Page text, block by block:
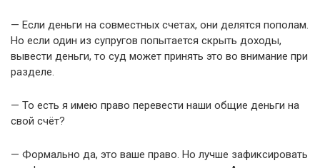
— Если деньги на совместных счетах, они делятся пополам.
Но если один из супругов попытается скрыть доходы,
вывести деньги, то суд может принять это во внимание при
разделе.
— То есть я имею право перевести наши общие деньги на
свой счёт?
— Формально да, это ваше право. Но лучше зафиксировать